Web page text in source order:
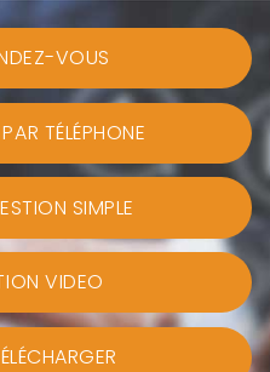
VOUS
TÉLÉPHONE
SIMPLE
VIDEO